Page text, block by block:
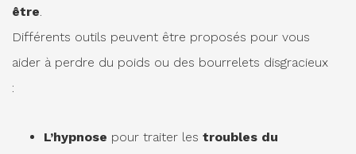
être.
Différents outils peuvent être proposés pour vous
aider à perdre du poids ou des bourrelets disgracieux
:
L’hypnose pour traiter les troubles du